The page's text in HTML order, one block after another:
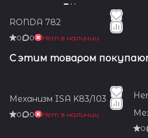
RONDA 782
0 0 Нет в наличии
С этим товаром
Механизм ISA K83/103
0 0 Нет в наличии
0